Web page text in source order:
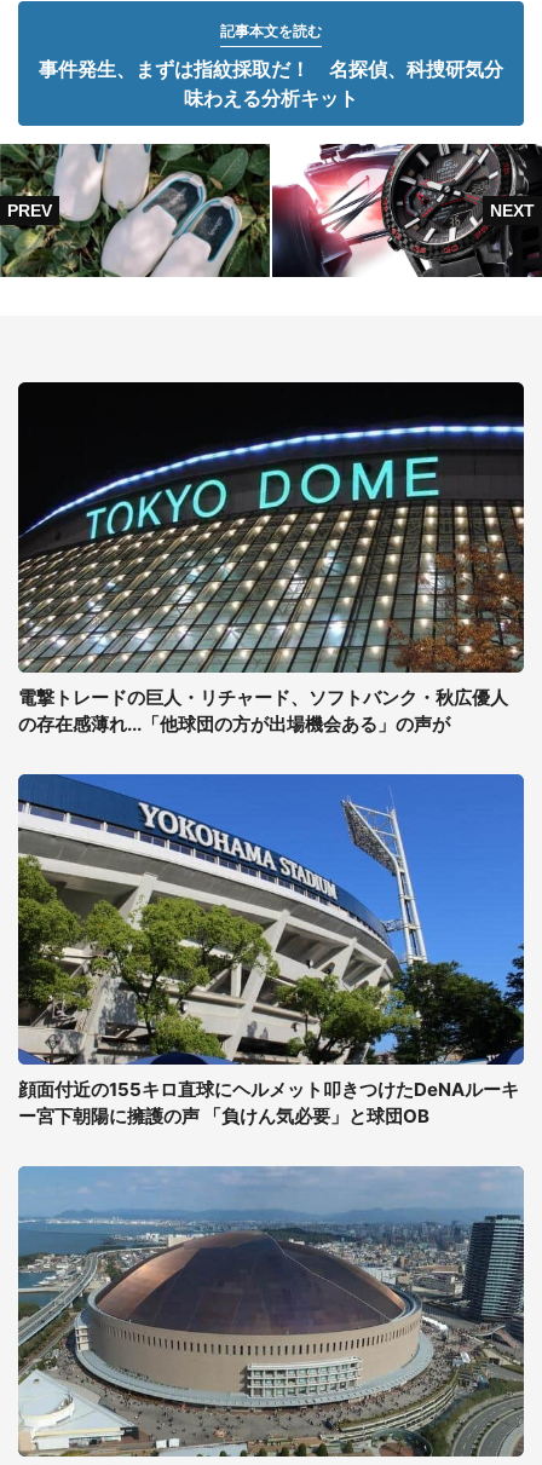
記事本文を読む
事件発生、まずは指紋採取だ！ 名探偵、科捜研気分
味わえる分析キット
電撃トレードの巨人・リチャード、ソフトバンク・秋広優人
の存在感薄れ...「他球団の方が出場機会ある」の声が
顔面付近の155キロ直球にヘルメット叩きつけたDeNAルーキ
ー宮下朝陽に擁護の声 「負けん気必要」と球団OB